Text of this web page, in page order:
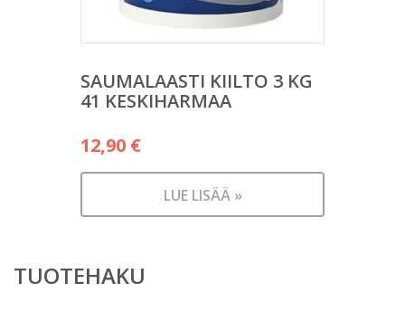
SAUMALAASTI KIILTO 3 KG
41 KESKIHARMAA
12,90 €
LUE LISÄÄ »
TUOTEHAKU